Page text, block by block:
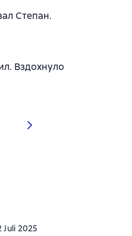
Степан.
Вздохнуло
Juli 2025